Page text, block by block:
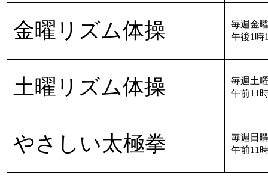
金曜リズム体操
毎週金
午後1時
土曜リズム体操
毎週土
午前11
やさしい太極拳
毎週日
午前11